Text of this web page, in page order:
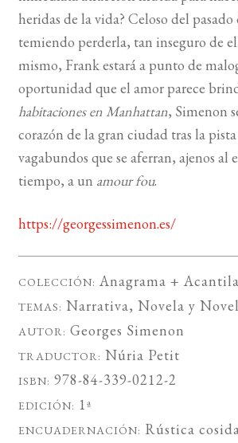
heridas de la vida? Celoso del pasado
temiendo perderla, tan inseguro de
mismo, Frank estará a punto de
oportunidad que el amor parece
habitacionesen Manhattan, Simenon
corazón de la gran ciudad tras la pista
vagabundos que se aferran, ajenos al
tiempo, a un amour fou.
https://georgessimenon.es/
COLECCIÓN: Anagrama +
TEMAS: Narrativa, Novela y
AUTOR: Georges Simenon
TRADUCTOR: Núria Petit
ISBN: 978-84-339-0212-2
EDICIÓN: 1ª
ENCUADERNACIÓN: Rústica